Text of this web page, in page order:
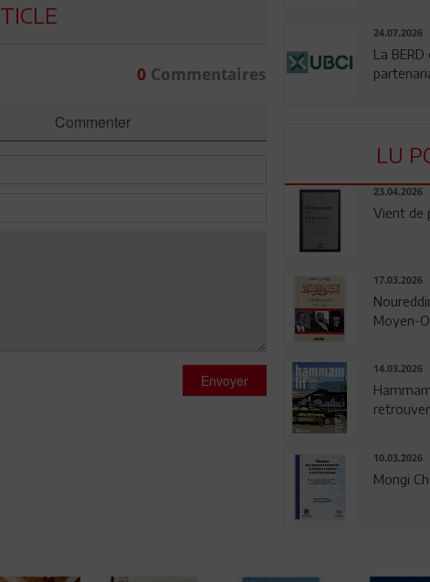
0Commentaires
Commenter
Envoyer
24.07.2026
La
LU
23.04.2026
Vient de
17.03.2026
Moyen-
14.03.2026
retrouver
10.03.2026
Mongi